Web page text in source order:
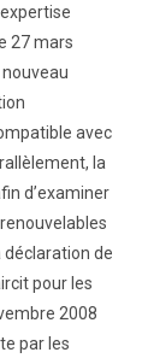
27 mars
avec
la
d’examiner
de
pour les
2008
par les